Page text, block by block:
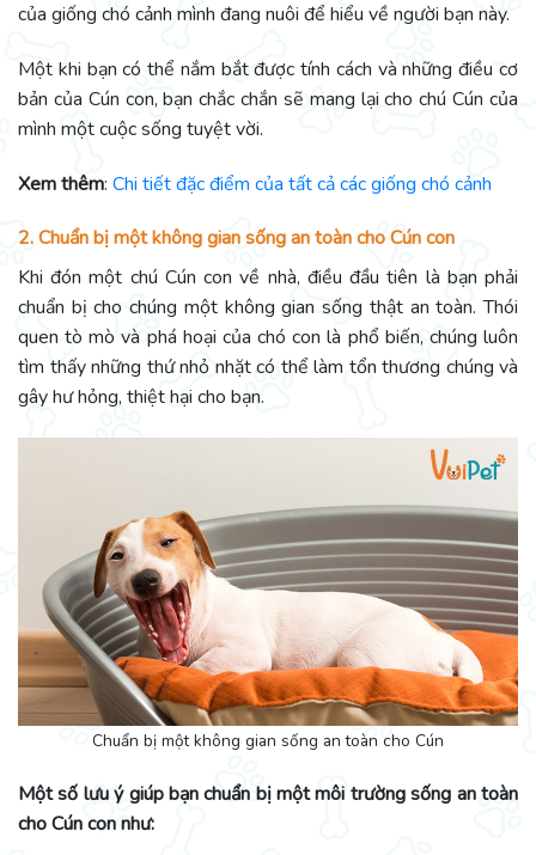
của giống chó cảnh mình đang nuôi để hiểu về người bạn này.
Một khi bạn có thể nắm bắt được tính cách và những điều cơ
bản của Cún con, bạn chắc chắn sẽ mang lại cho chú Cún của
mình một cuộc sống tuyệt vời.
Xem thêm: Chi tiết đặc điểm của tất cả các giống chó cảnh
2. Chuẩn bị một không gian sống an toàn cho Cún con
Khi đón một chú Cún con về nhà, điều đầu tiên là bạn phải
chuẩn bị cho chúng một không gian sống thật an toàn. Thói
quen tò mò và phá hoại của chó con là phổ biến, chúng luôn
tìm thấy những thứ nhỏ nhặt có thể làm tổn thương chúng và
gây hư hỏng, thiệt hại cho bạn.
Chuẩn bị một không gian sống an toàn cho Cún
Một số lưu ý giúp bạn chuẩn bị một môi trường sống an toàn
cho Cún con như: